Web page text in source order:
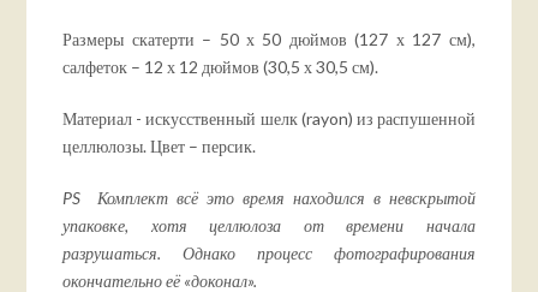
Размеры скатерти – 50 х 50 дюймов (127 х 127 см),
салфеток – 12 х 12 дюймов (30,5 х 30,5 см).
Материал - искусственный шелк (rayon) из распушенной
целлюлозы. Цвет – персик.
PS Комплект всё это время находился в невскрытой
упаковке, хотя целлюлоза от времени начала
разрушаться. Однако процесс фотографирования
окончательно её «доконал».